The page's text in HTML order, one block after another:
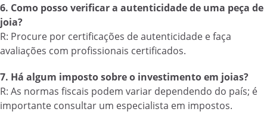
6. Como posso verificar a autenticidade de uma peça de
joia?
R: Procure por certificações de autenticidade e faça
avaliações com profissionais certificados.
7. Há algum imposto sobre o investimento em joias?
R: As normas fiscais podem variar dependendo do país; é
importante consultar um especialista em impostos.